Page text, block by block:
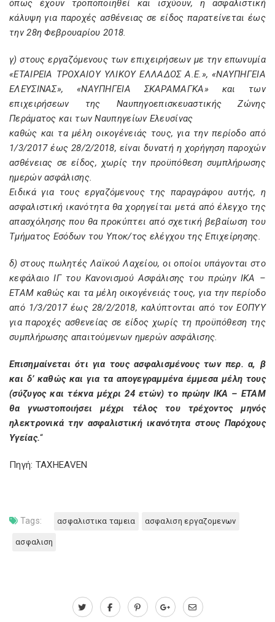
όπως έχουν τροποποιηθεί και ισχύουν, η ασφαλιστική
κάλυψη για παροχές ασθένειας σε είδος παρατείνεται έως
την 28η Φεβρουαρίου 2018.
γ) στους εργαζόμενους των επιχειρήσεων με την επωνυμία
«ΕΤΑΙΡΕΙΑ ΤΡΟΧΑΙΟΥ ΥΛΙΚΟΥ ΕΛΛΑΔΟΣ Α.Ε.», «ΝΑΥΠΗΓΕΙΑ
ΕΛΕΥΣΙΝΑΣ», «ΝΑΥΠΗΓΕΙΑ ΣΚΑΡΑΜΑΓΚΑ» και των
επιχειρήσεων της Ναυπηγοεπισκευαστικής Ζώνης
Περάματος και των Ναυπηγείων Ελευσίνας
καθώς και τα μέλη οικογένειάς τους, για την περίοδο από
1/3/2017 έως 28/2/2018, είναι δυνατή η χορήγηση παροχών
ασθένειας σε είδος, χωρίς την προϋπόθεση συμπλήρωσης
ημερών ασφάλισης.
Ειδικά για τους εργαζόμενους της παραγράφου αυτής, η
ασφαλιστική ικανότητα θα χορηγείται μετά από έλεγχο της
απασχόλησης που θα προκύπτει από σχετική βεβαίωση του
Τμήματος Εσόδων του Υποκ/τος ελέγχου της Επιχείρησης.
δ) στους πωλητές Λαϊκού Λαχείου, οι οποίοι υπάγονται στο
κεφάλαιο ΙΓ του Κανονισμού Ασφάλισης του πρώην ΙΚΑ –
ΕΤΑΜ καθώς και τα μέλη οικογένειάς τους, για την περίοδο
από 1/3/2017 έως 28/2/2018, καλύπτονται από τον ΕΟΠΥΥ
για παροχές ασθενείας σε είδος χωρίς τη προϋπόθεση της
συμπλήρωσης απαιτούμενων ημερών ασφάλισης.
Επισημαίνεται ότι για τους ασφαλισμένους των περ. α, β
και δ’ καθώς και για τα απογεγραμμένα έμμεσα μέλη τους
(σύζυγος και τέκνα μέχρι 24 ετών) το πρώην ΙΚΑ – ΕΤΑΜ
θα γνωστοποιήσει μέχρι τέλος του τρέχοντος μηνός
ηλεκτρονικά την ασφαλιστική ικανότητα στους Παρόχους
Υγείας.“
Πηγή: TAXHEAVEN
Tags: ασφαλιστικα ταμεια ασφαλιση εργαζομενων
ασφαλιση